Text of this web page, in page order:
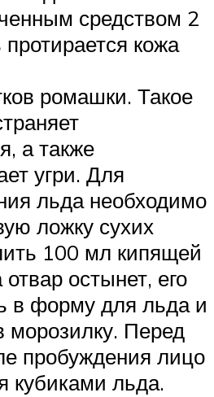
средством 2
кожа
ромашки. Такое
а также
угри. Для
льда необходимо
ложку сухих
100 мл кипящей
остынет, его
в форму для льда и
морозилку. Перед
пробуждения лицо
кубиками льда.